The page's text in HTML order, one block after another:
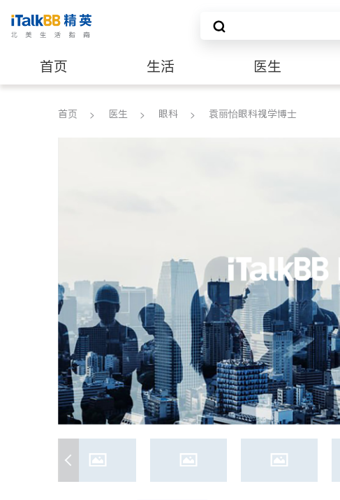
首页 生活 医生
养老 非盈利组织
首页 医生 眼科 袁丽怡眼科视学博士